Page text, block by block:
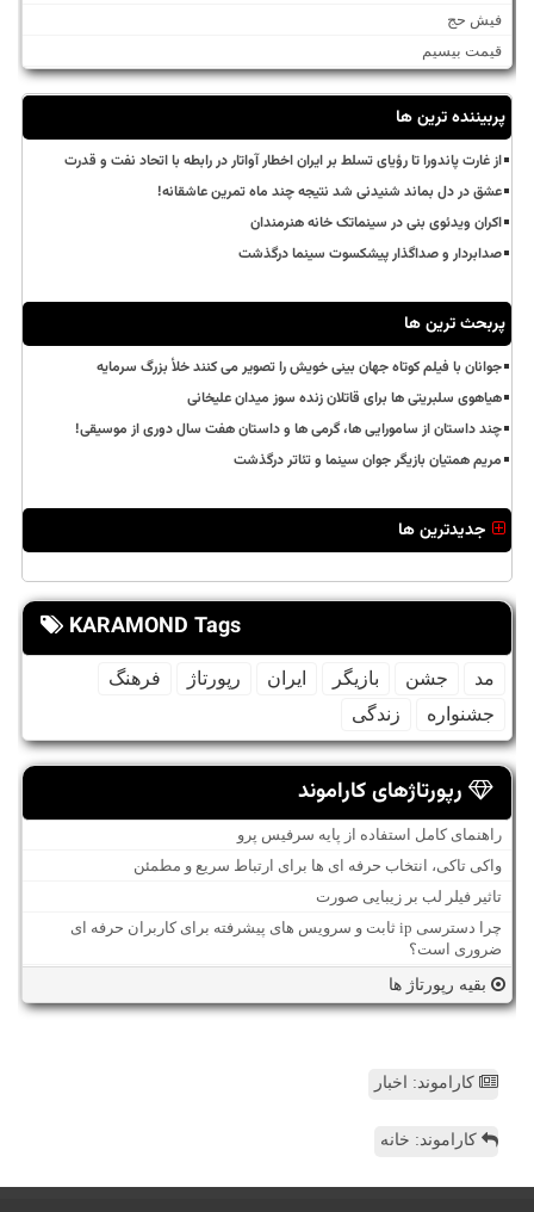
فیش حج
قیمت بیسیم
پربیننده ترین ها
از غارت پاندورا تا رؤیای تسلط بر ایران اخطار آواتار در رابطه با اتحاد نفت و قدرت
عشق در دل بماند شنیدنی شد نتیجه چند ماه تمرین عاشقانه!
اکران ویدئوی بنی در سینماتک خانه هنرمندان
صدابردار و صداگذار پیشکسوت سینما درگذشت
پربحث ترین ها
جوانان با فیلم کوتاه جهان بینی خویش را تصویر می کنند خلأ بزرگ سرمایه
هیاهوی سلبریتی ها برای قاتلان زنده سوز میدان علیخانی
چند داستان از سامورایی ها، گرمی ها و داستان هفت سال دوری از موسیقی!
مریم همتیان بازیگر جوان سینما و تئاتر درگذشت
جدیدترین ها
KARAMOND Tags
مد جشن بازیگر ایران رپورتاژ
فرهنگ
جشنواره
زندگی
رپورتاژهای کاراموند
راهنمای کامل استفاده از پایه سرفیس پرو
واکی تاکی، انتخاب حرفه ای ها برای ارتباط سریع و مطمئن
تاثیر فیلر لب بر زیبایی صورت
چرا دسترسی ip ثابت و سرویس های پیشرفته برای کاربران حرفه ای
ضروری است؟
بقیه رپورتاژ ها
کاراموند: اخبار
کاراموند: خانه